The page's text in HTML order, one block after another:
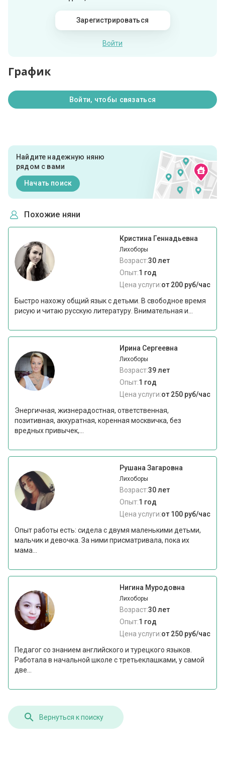
Зарегистрироваться
Войти
График
Войти, чтобы связаться
Найдите надежную няню
рядом с вами
Начать поиск
Похожие няни
Кристина Геннадьевна
Лихоборы
Возраст:30 лет
Опыт:1 год
Цена услуги:от 200 руб/час
Быстро нахожу общий язык с детьми. В свободное время
рисую и читаю русскую литературу. Внимательная и...
Ирина Сергеевна
Лихоборы
Возраст:39 лет
Опыт:1 год
Цена услуги:от 250 руб/час
Энергичная, жизнерадостная, ответственная,
позитивная, аккуратная, коренная москвичка, без
вредных привычек,...
Рушана Загаровна
Лихоборы
Возраст:30 лет
Опыт:1 год
Цена услуги:от 100 руб/час
Опыт работы есть: сидела с двумя маленькими детьми,
мальчик и девочка. За ними присматривала, пока их
мама...
Нигина Муродовна
Лихоборы
Возраст:30 лет
Опыт:1 год
Цена услуги:от 250 руб/час
Педагог со знанием английского и турецкого языков.
Работала в начальной школе с третьеклашками, у самой
две...
Вернуться к поиску